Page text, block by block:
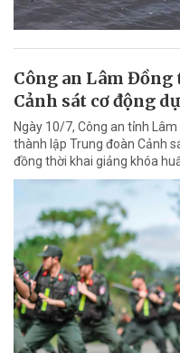
Công an Lâm
Cảnh sát cơ động
Ngày 10/7, Công an tỉnh
thành lập Trung đoàn Cảnh
đồng thời khai giảng khóa